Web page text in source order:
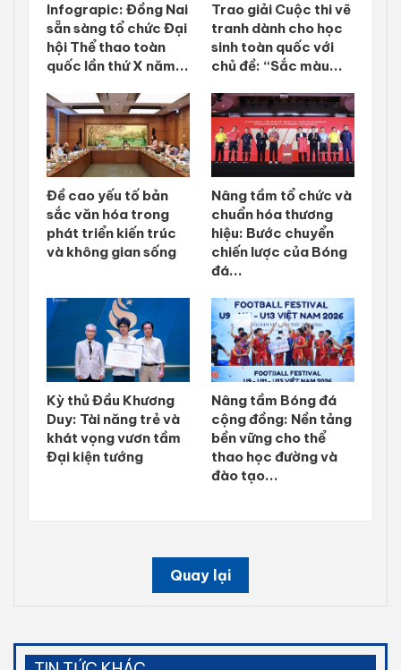
Infograpic: Đồng Nai
sẵn sàng tổ chức Đại
hội Thể thao toàn
quốc lần thứ X năm...
Trao giải Cuộc thi vẽ
tranh dành cho học
sinh toàn quốc với
chủ đề: “Sắc màu...
Đề cao yếu tố bản
sắc văn hóa trong
phát triển kiến trúc
và không gian sống
Nâng tầm tổ chức và
chuẩn hóa thương
hiệu: Bước chuyển
chiến lược của Bóng
đá...
Kỳ thủ Đầu Khương
Duy: Tài năng trẻ và
khát vọng vươn tầm
Đại kiện tướng
Nâng tầm Bóng đá
cộng đồng: Nền tảng
bền vững cho thể
thao học đường và
đào tạo...
Quay lại